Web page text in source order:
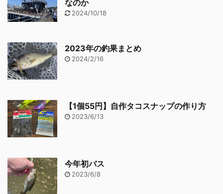
なのか
2024/10/18
2023年の釣果まとめ
2024/2/16
【1個55円】自作タコスナップの作り方
2023/6/13
今年初バス
2023/6/8